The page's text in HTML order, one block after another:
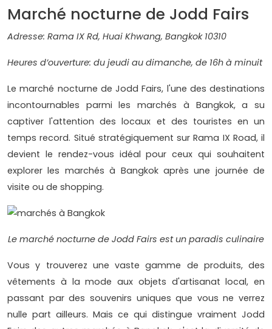
Marché nocturne de Jodd Fairs
Adresse: Rama IX Rd, Huai Khwang, Bangkok 10310
Heures d’ouverture: du jeudi au dimanche, de 16h à minuit
Le marché nocturne de Jodd Fairs, l'une des destinations
incontournables parmi les marchés à Bangkok, a su
captiver l'attention des locaux et des touristes en un
temps record. Situé stratégiquement sur Rama IX Road, il
devient le rendez-vous idéal pour ceux qui souhaitent
explorer les marchés à Bangkok après une journée de
visite ou de shopping.
Le marché nocturne de Jodd Fairs est un paradis culinaire
Vous y trouverez une vaste gamme de produits, des
vêtements à la mode aux objets d'artisanat local, en
passant par des souvenirs uniques que vous ne verrez
nulle part ailleurs. Mais ce qui distingue vraiment Jodd